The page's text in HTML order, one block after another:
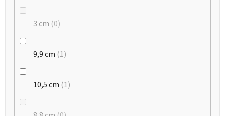
3 cm 0
9,9 cm 1
10,5 cm 1